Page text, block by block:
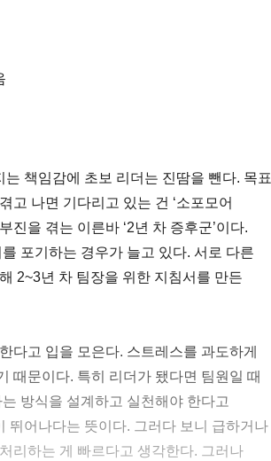
책임감에 초보 리더는 진땀을 뺀다. 목표
고 나면 기다리고 있는 건 ‘소포모어
진을 겪는 이른바 ‘2년 차 증후군’이다.
포기하는 경우가 늘고 있다. 서로 다른
2~3년 차 팀장을 위한 지침서를 만든
다고 입을 모은다. 스트레스를 과도하게
때문이다. 특히 리더가 됐다면 팀원일 때
방식을 설계하고 실천해야 한다고
뛰어나다는 뜻이다. 그러다 보니 급하거나
리하는 게 빠르다고 생각한다. 그러나